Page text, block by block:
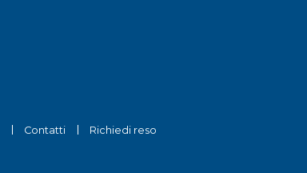
Contatti Richiedi reso